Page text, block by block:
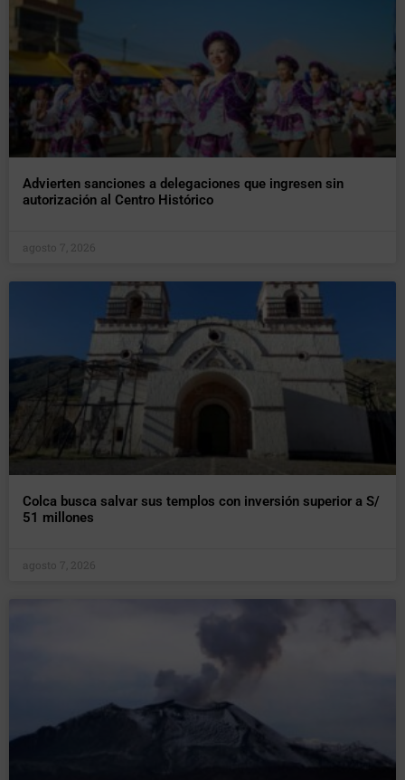
Advierten sanciones a delegaciones que ingresen sin
autorización al Centro Histórico
agosto 7, 2026
Colca busca salvar sus templos con inversión superior a S/
51 millones
agosto 7, 2026